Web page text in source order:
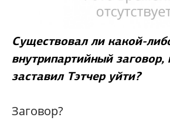
Существовал ли какой-
внутрипартийный заговор,
заставил Тэтчер уйти?
Заговор?